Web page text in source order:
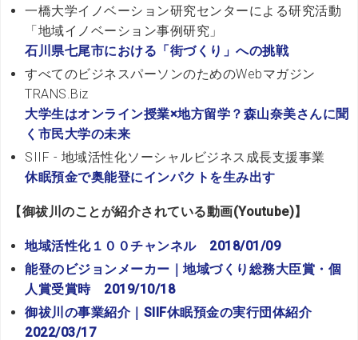
一橋大学イノベーション研究センターによる研究活動
「地域イノベーション事例研究」
石川県七尾市における「街づくり」への挑戦
すべてのビジネスパーソンのためのWebマガジン
TRANS.Biz
大学生はオンライン授業×地方留学？森山奈美さんに聞
く市民大学の未来
SIIF - 地域活性化ソーシャルビジネス成長支援事業
休眠預金で奥能登にインパクトを生み出す
【御祓川のことが紹介されている動画(Youtube)】
地域活性化１００チャンネル 2018/01/09
能登のビジョンメーカー｜地域づくり総務大臣賞・個
人賞受賞時 2019/10/18
御祓川の事業紹介｜SIIF休眠預金の実行団体紹介
2022/03/17